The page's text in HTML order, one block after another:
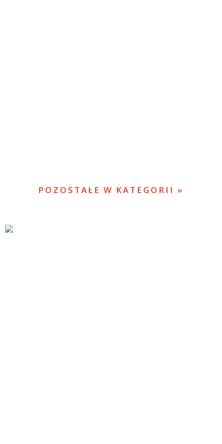
POZOSTAŁE W KATEGORII